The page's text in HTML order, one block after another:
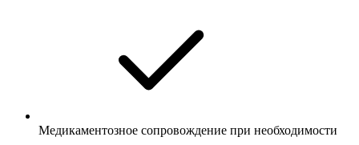
Медикаментозное сопровождение при необходимости